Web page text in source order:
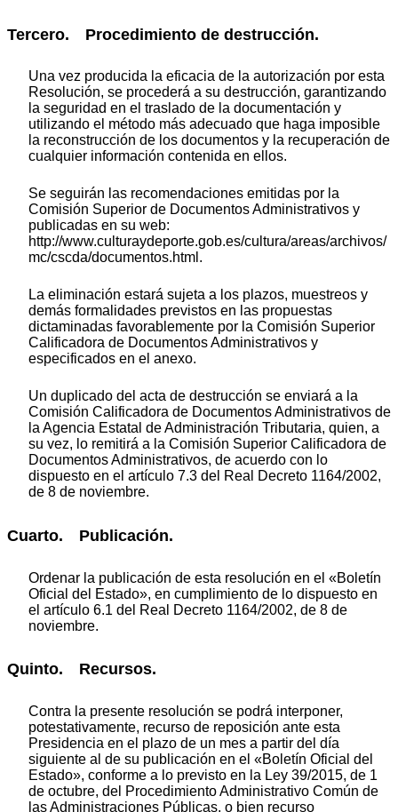
Tercero. Procedimiento de destrucción.
Una vez producida la eficacia de la autorización por esta
Resolución, se procederá a su destrucción, garantizando
la seguridad en el traslado de la documentación y
utilizando el método más adecuado que haga imposible
la reconstrucción de los documentos y la recuperación de
cualquier información contenida en ellos.
Se seguirán las recomendaciones emitidas por la
Comisión Superior de Documentos Administrativos y
publicadas en su web:
http://www.culturaydeporte.gob.es/cultura/areas/archivos/
mc/cscda/documentos.html.
La eliminación estará sujeta a los plazos, muestreos y
demás formalidades previstos en las propuestas
dictaminadas favorablemente por la Comisión Superior
Calificadora de Documentos Administrativos y
especificados en el anexo.
Un duplicado del acta de destrucción se enviará a la
Comisión Calificadora de Documentos Administrativos de
la Agencia Estatal de Administración Tributaria, quien, a
su vez, lo remitirá a la Comisión Superior Calificadora de
Documentos Administrativos, de acuerdo con lo
dispuesto en el artículo 7.3 del Real Decreto 1164/2002,
de 8 de noviembre.
Cuarto. Publicación.
Ordenar la publicación de esta resolución en el «Boletín
Oficial del Estado», en cumplimiento de lo dispuesto en
el artículo 6.1 del Real Decreto 1164/2002, de 8 de
noviembre.
Quinto. Recursos.
Contra la presente resolución se podrá interponer,
potestativamente, recurso de reposición ante esta
Presidencia en el plazo de un mes a partir del día
siguiente al de su publicación en el «Boletín Oficial del
Estado», conforme a lo previsto en la Ley 39/2015, de 1
de octubre, del Procedimiento Administrativo Común de
las Administraciones Públicas, o bien recurso